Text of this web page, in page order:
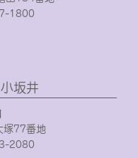
1800
坂井
塚77番地
2080